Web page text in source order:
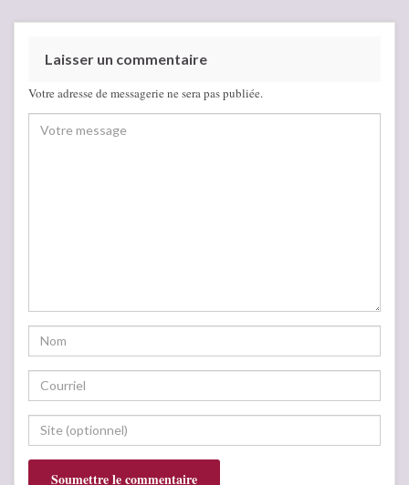
Laisser un commentaire
Votre adresse de messagerie ne sera pas publiée.